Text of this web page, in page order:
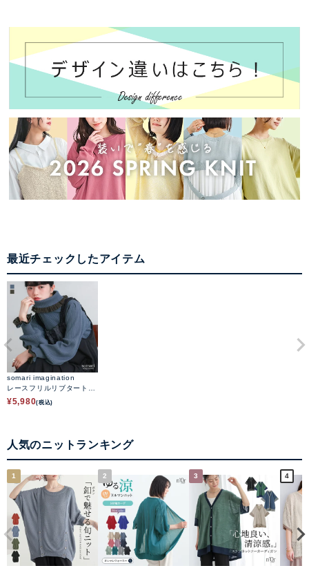
最近チェックしたアイテム
somari imagination
レースフリルリブタートル
ニット
¥5,980(税込)
人気のニットランキング
1 2 3 4